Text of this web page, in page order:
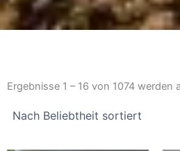
Ergebnisse 1 – 16 von 1074 werden